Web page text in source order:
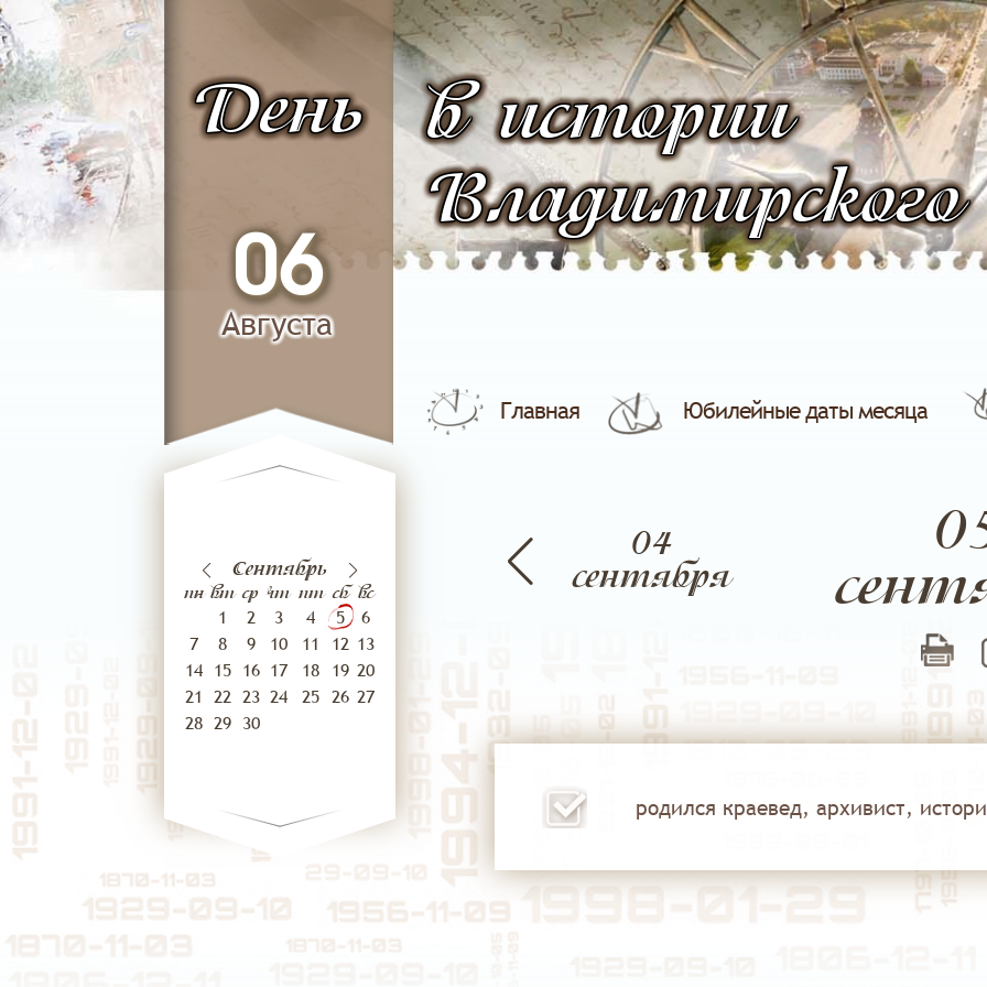
День
06
Августа
в истории
Владимирского
Главная Юбилейные даты месяца
Сентябрь Октябрь Ноябрь
пн вт ср чт пт сб вс
1 2 3 4 5
6
7
8 9 10 11 12 13
14 15 16 17 18 19 20
21 22 23 24 25 26 27
28 29 30
сентября
04
сентября
родился краевед, архивист,